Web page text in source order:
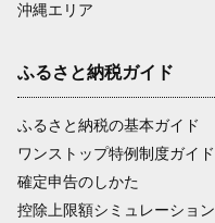
沖縄エリア
ふるさと納税ガイド
ふるさと納税の基本ガイド
ワンストップ特例制度ガイド
確定申告のしかた
控除上限額シミュレーション